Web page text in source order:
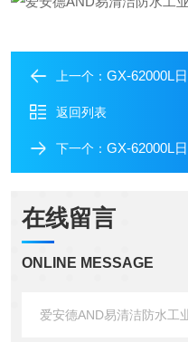
上一个： GX-62000L日本
返回列表
下一个： GX-62000L日本
在线留言
ONLINE MESSAGE